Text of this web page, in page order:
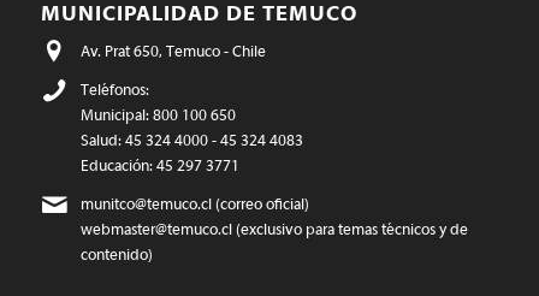
MUNICIPALIDAD DE TEMUCO
Av. Prat 650, Temuco - Chile
Teléfonos:
Municipal: 800 100 650
Salud: 45 324 4000 - 45 324 4083
Educación: 45 297 3771
munitco@temuco.cl(correo oficial)
webmaster@temuco.cl(exclusivo para temas técnicos y de
contenido)